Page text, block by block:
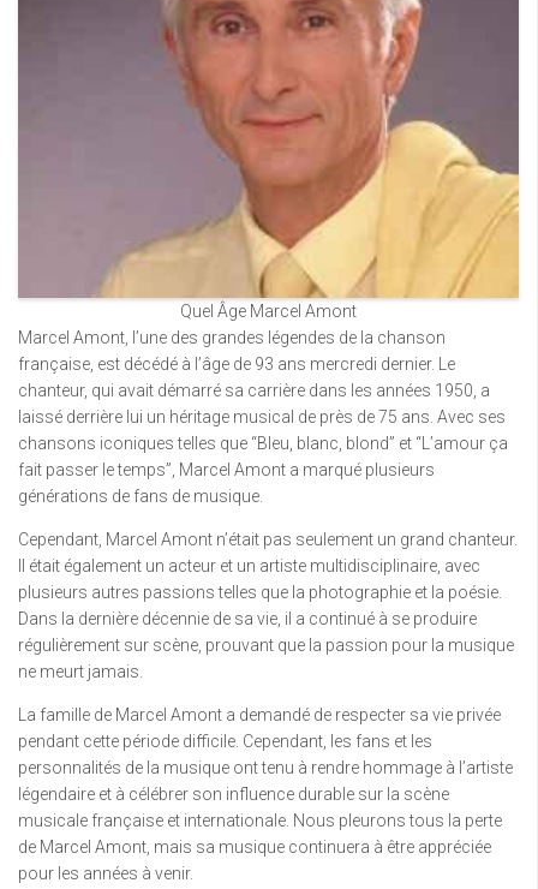
Quel Âge Marcel Amont
Marcel Amont, l’une des grandes légendes de la chanson
française, est décédé à l’âge de 93 ans mercredi dernier. Le
chanteur, qui avait démarré sa carrière dans les années 1950, a
laissé derrière lui un héritage musical de près de 75 ans. Avec ses
chansons iconiques telles que “Bleu, blanc, blond” et “L’amour ça
fait passer le temps”, Marcel Amont a marqué plusieurs
générations de fans de musique.
Cependant, Marcel Amont n’était pas seulement un grand chanteur.
Il était également un acteur et un artiste multidisciplinaire, avec
plusieurs autres passions telles que la photographie et la poésie.
Dans la dernière décennie de sa vie, il a continué à se produire
régulièrement sur scène, prouvant que la passion pour la musique
ne meurt jamais.
La famille de Marcel Amont a demandé de respecter sa vie privée
pendant cette période difficile. Cependant, les fans et les
personnalités de la musique ont tenu à rendre hommage à l’artiste
légendaire et à célébrer son influence durable sur la scène
musicale française et internationale. Nous pleurons tous la perte
de Marcel Amont, mais sa musique continuera à être appréciée
pour les années à venir.